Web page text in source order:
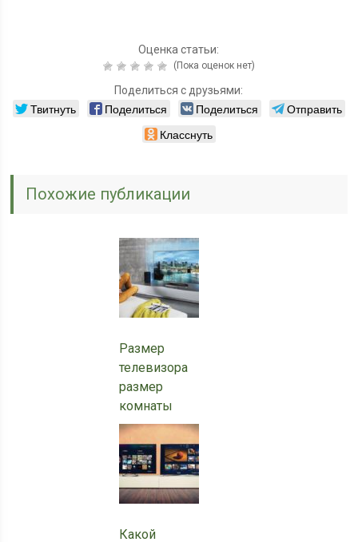
Оценка статьи:
(Пока оценок нет)
Поделиться с друзьями:
Твитнуть Поделиться Поделиться
Отправить
Класснуть
Похожие публикации
Размер
телевизора
размер
комнаты
Какой